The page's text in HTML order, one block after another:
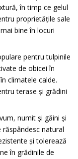
în timp ce gelul
proprietățile sale
bine în locuri
pentru tulpinile
de obicei în
climatele calde.
terase și grădini
numit și găini și
natural
și tolerează
în grădinile de